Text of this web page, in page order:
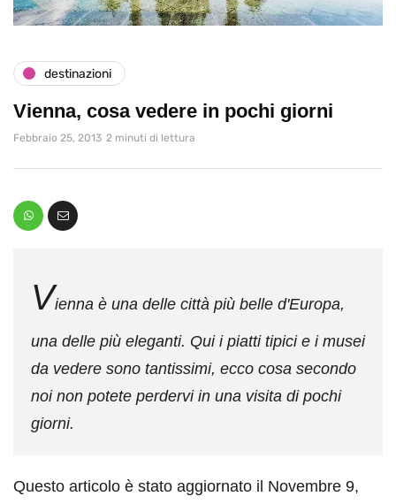
destinazioni
Vienna, cosa vedere in pochi giorni
Febbraio 25, 2013 2 minuti di lettura
Vienna è una delle città più belle d'Europa,
una delle più eleganti. Qui i piatti tipici e i musei
da vedere sono tantissimi, ecco cosa secondo
noi non potete perdervi in una visita di pochi
giorni.
Questo articolo è stato aggiornato il Novembre 9,